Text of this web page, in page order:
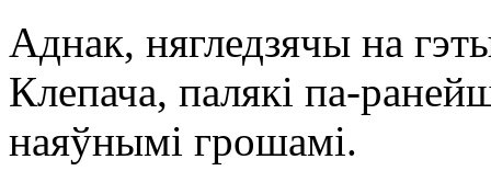
Аднак, нягледзячы на
Клепача, палякі па-
наяўнымі грошамі.